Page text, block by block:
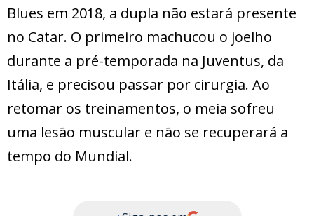
Blues em 2018, a dupla não estará presente
no Catar. O primeiro machucou o joelho
durante a pré-temporada na Juventus, da
Itália, e precisou passar por cirurgia. Ao
retomar os treinamentos, o meia sofreu
uma lesão muscular e não se recuperará a
tempo do Mundial.